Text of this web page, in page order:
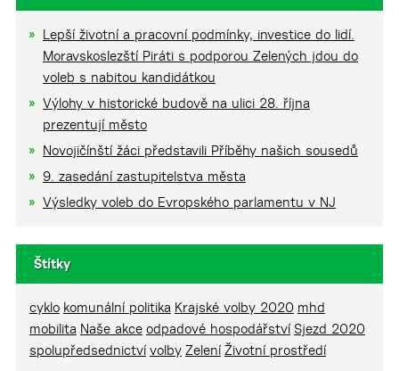
Lepší životní a pracovní podmínky, investice do lidí.
Moravskoslezští Piráti s podporou Zelených jdou do
voleb s nabitou kandidátkou
Výlohy v historické budově na ulici 28. října
prezentují město
Novojičínští žáci představili Příběhy našich sousedů
9. zasedání zastupitelstva města
Výsledky voleb do Evropského parlamentu v NJ
Štítky
cyklo komunální politika Krajské volby 2020 mhd
mobilita Naše akce odpadové hospodářství Sjezd 2020
spolupředsednictví volby Zelení Životní prostředí